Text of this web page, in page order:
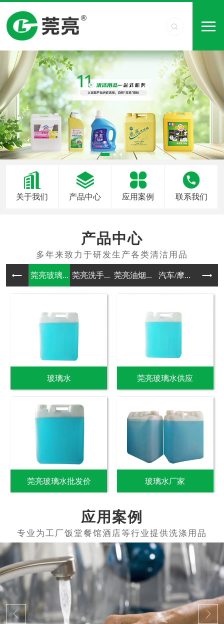
关于我们 产品中心 应用案例 联系我们
产品中心
莞亮玻璃... 莞亮洗手... 莞亮油烟... 汽车/摩... 其他
玻璃水 莞亮玻璃水供应
莞亮玻璃水批发价 玻璃水厂家
应用案例